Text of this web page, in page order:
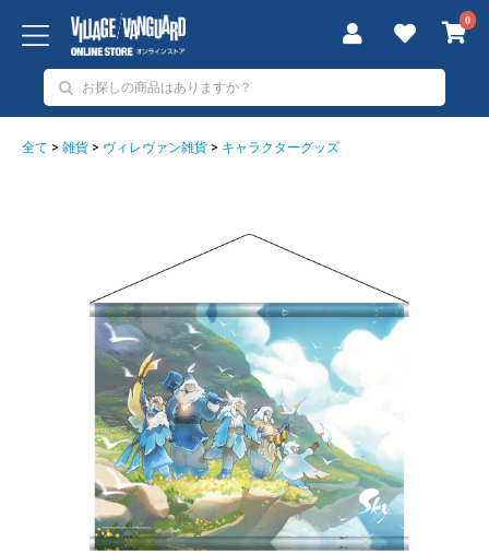
0
全て > 雑貨 > ヴィレヴァン雑貨 > キャラクターグッズ